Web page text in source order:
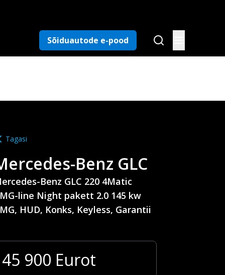
Sõiduautode e-pood
Tagasi
Benz GLC
Benz GLC 220 4Matic
line Night pakett 2.0 145 kw
HUD, Konks, Keyless, Garantii
45 900 Eurot